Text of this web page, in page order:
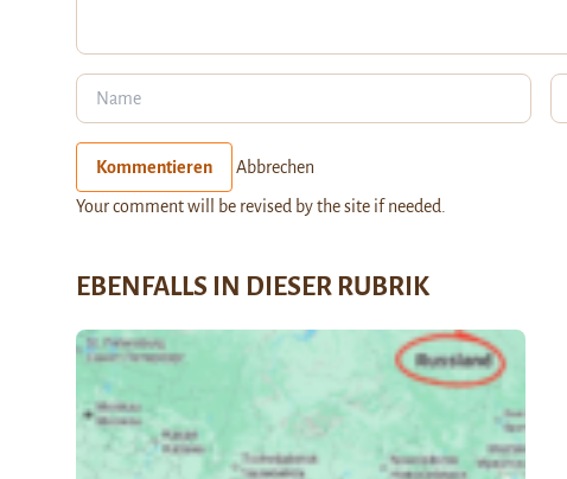
Kommentieren Abbrechen
Your comment will be revised by the site if needed.
EBENFALLS IN DIESER RUBRIK